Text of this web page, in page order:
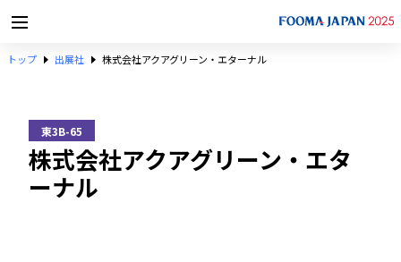
トップ 出展社 株式会社アクアグリーン・エターナル
東3B-65
株式会社アクアグリーン・エタ
ーナル